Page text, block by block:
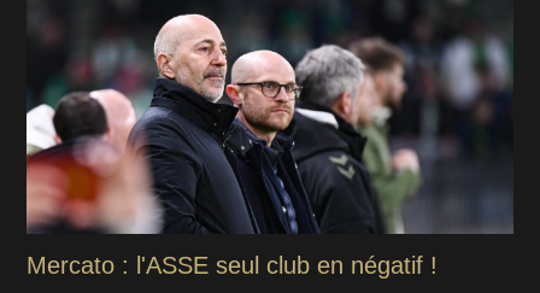
Mercato : l'ASSE seul club en négatif !